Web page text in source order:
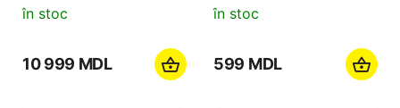
în stoc
10 999 MDL
în stoc
‍599‍ MDL